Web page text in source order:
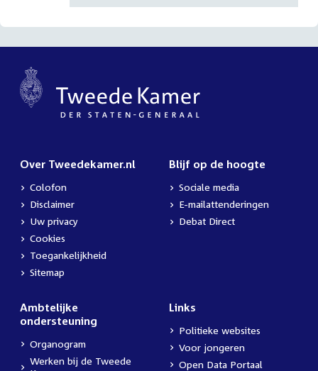
Over Tweedekamer.nl
Colofon
Disclaimer
Uw privacy
Cookies
Toegankelijkheid
Sitemap
Blijf op de hoogte
Sociale media
E-mailattenderingen
Debat Direct
Ambtelijke
ondersteuning
Organogram
Werken bij de Tweede
Links
Politieke websites
Voor jongeren
Open Data Portaal